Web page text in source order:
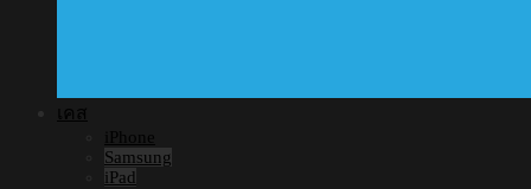
เคส
iPhone
Samsung
iPad